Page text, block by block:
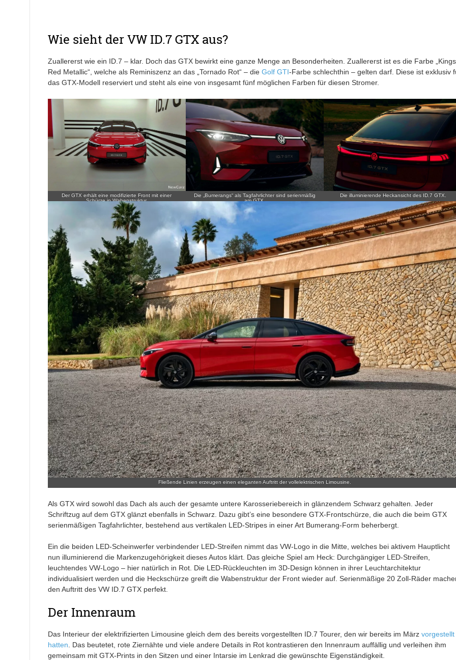
Wie sieht der VW ID.7 GTX aus?
Zuallererst wie ein ID.7 – klar. Doch das GTX bewirkt eine ganze Menge an Besonderheiten. Zuallererst ist es die Farbe „Kings
Red Metallic“, welche als Reminiszenz an das „Tornado Rot“ – die Golf GTI-Farbe schlechthin – gelten darf. Diese ist exklusiv
das GTX-Modell reserviert und steht als eine von insgesamt fünf möglichen Farben für diesen Stromer.
Der GTX erhält eine modifizierte Front mit einer
Schürze in Wabenstruktur.
Die „Bumerangs“ als Tagfahrlichter sind serienmäßig
am GTX.
Die illuminierende Heckansicht des ID.7 GTX.
Fließende Linien erzeugen einen eleganten Auftritt der vollelektrischen Limousine.
Als GTX wird sowohl das Dach als auch der gesamte untere Karosseriebereich in glänzendem Schwarz gehalten. Jeder
Schriftzug auf dem GTX glänzt ebenfalls in Schwarz. Dazu gibt’s eine besondere GTX-Frontschürze, die auch die beim GTX
serienmäßigen Tagfahrlichter, bestehend aus vertikalen LED-Stripes in einer Art Bumerang-Form beherbergt.
Ein die beiden LED-Scheinwerfer verbindender LED-Streifen nimmt das VW-Logo in die Mitte, welches bei aktivem Hauptlicht
nun illuminierend die Markenzugehörigkeit dieses Autos klärt. Das gleiche Spiel am Heck: Durchgängiger LED-Streifen,
leuchtendes VW-Logo – hier natürlich in Rot. Die LED-Rückleuchten im 3D-Design können in ihrer Leuchtarchitektur
individualisiert werden und die Heckschürze greift die Wabenstruktur der Front wieder auf. Serienmäßige 20 Zoll-Räder
den Auftritt des VW ID.7 GTX perfekt.
Der Innenraum
Das Interieur der elektrifizierten Limousine gleich dem des bereits vorgestellten ID.7 Tourer, den wir bereits im März vorgestellt
hatten . Das beutetet, rote Ziernähte und viele andere Details in Rot kontrastieren den Innenraum auffällig und verleihen ihm
gemeinsam mit GTX-Prints in den Sitzen und einer Intarsie im Lenkrad die gewünschte Eigenständigkeit.